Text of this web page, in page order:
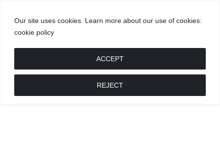
Our site uses cookies. Learn more about our use of cookies:
cookie policy
REJECT
ACCEPT
GROŽIS
MADA